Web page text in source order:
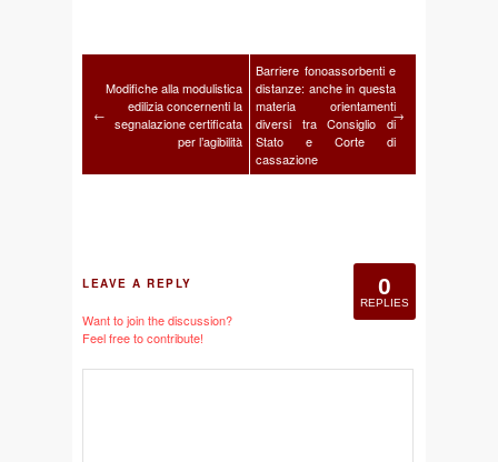
←
Modifiche alla modulistica
edilizia concernenti la
segnalazione certificata
per l’agibilità
Barriere fonoassorbenti e
distanze: anche in questa
materia orientamenti
diversi tra Consiglio di
Stato e Corte di
cassazione
→
0
REPLIES
LEAVE A REPLY
Want to join the discussion?
Feel free to contribute!